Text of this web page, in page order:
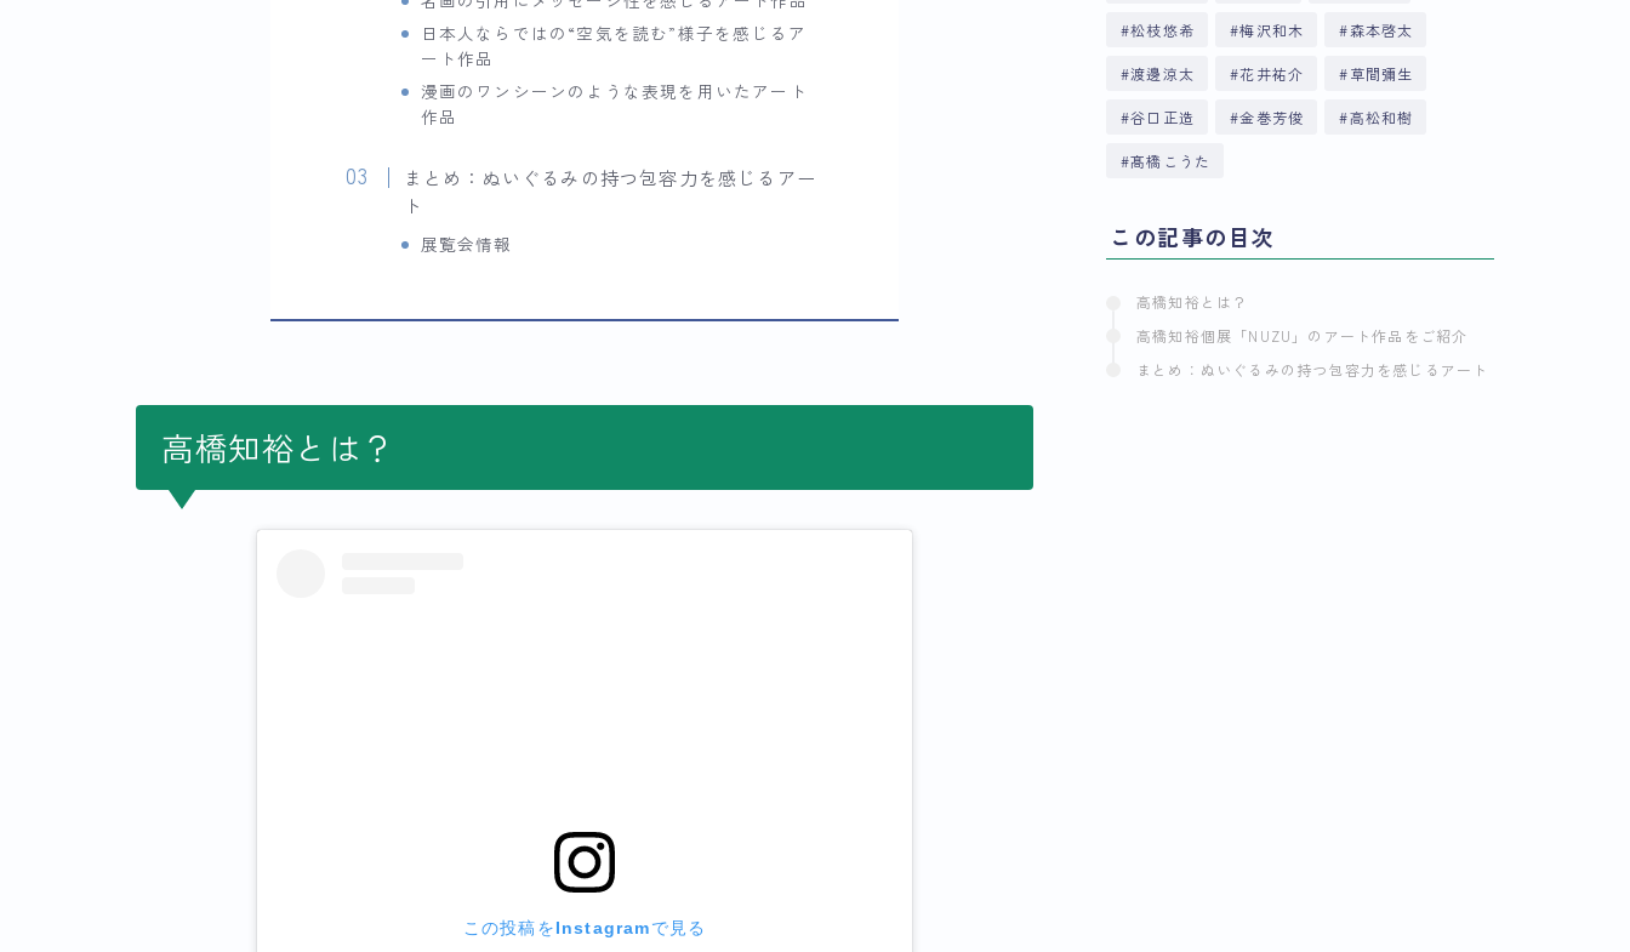
日本人ならではの“空気を読む”様子を感じるア
ート作品
漫画のワンシーンのような表現を用いたアート
作品
まとめ：ぬいぐるみの持つ包容力を感じるアー
ト
展覧会情報
高橋知裕とは？
この投稿をInstagramで見る
松枝悠希 梅沢和木 森本啓太
渡邊涼太 花井祐介 草間彌生
谷口正造 金巻芳俊 高松和樹
髙橋こうた
この記事の目次
高橋知裕とは？
高橋知裕個展「NUZU」のアート作品をご紹介
まとめ：ぬいぐるみの持つ包容力を感じるアート